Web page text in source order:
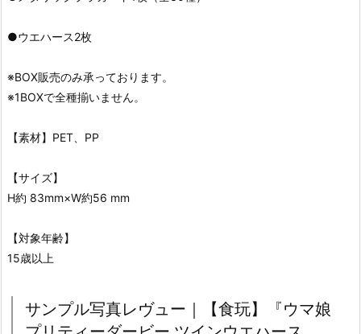
●ウエハース2枚
※BOX販売のみ承っております。
※1BOXで全種揃いません。
【素材】PET、PP
【サイズ】
H約 83mm×W約56 mm
【対象年齢】
15歳以上
サンプル写真レヴュー｜【食玩】『ウマ娘